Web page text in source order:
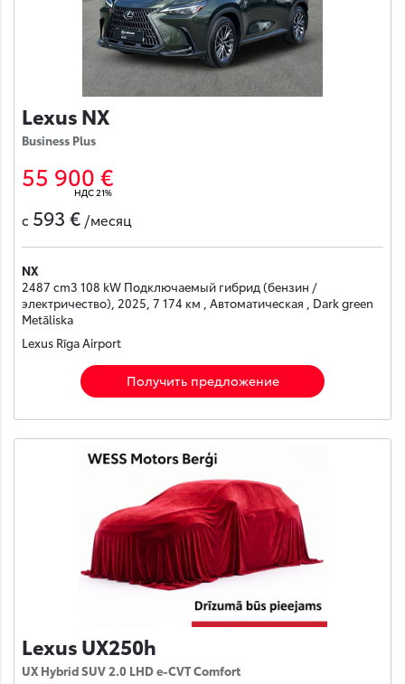
Lexus NX
Business Plus
55 900 €
НДС 21%
с 593 € /месяц
NX
2487 cm3 108 kW Подключаемый гибрид (бензин /
электричество), 2025, 7 174 км , Автоматическая , Dark green
Metāliska
Lexus Rīga Airport
Получить предложение
Lexus UX250h
UX Hybrid SUV 2.0 LHD e-CVT Comfort